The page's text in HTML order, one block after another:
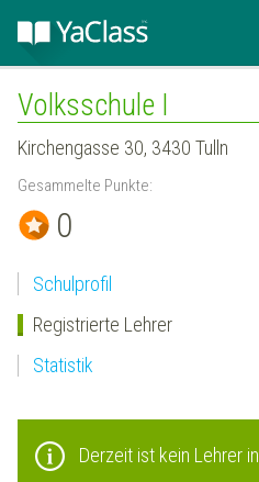
Volksschule I
Kirchengasse 30, 3430 Tulln
Gesammelte Punkte:
0
Schulprofil
Registrierte Lehrer
Statistik
Derzeit ist kein Lehrer